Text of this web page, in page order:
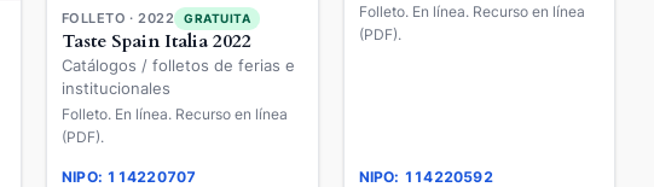
FOLLETO · 2022 GRATUITA
Taste Spain Italia 2022
Catálogos / folletos de ferias e
institucionales
Folleto. En línea. Recurso en línea
(PDF).
NIPO: 114220707
Folleto. En línea. Recurso en línea
(PDF).
NIPO: 114220592